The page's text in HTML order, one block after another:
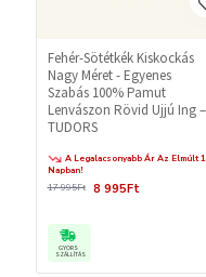
Fehér-Sötétkék Kiskockás
Nagy Méret - Egyenes
Szabás 100% Pamut
Lenvászon Rövid Ujjú Ing –
TUDORS
A Legalacsonyabb Ár Az Elmúlt
Napban!
8 995Ft
17 995Ft
GYORS
SZÁLLÍTÁS